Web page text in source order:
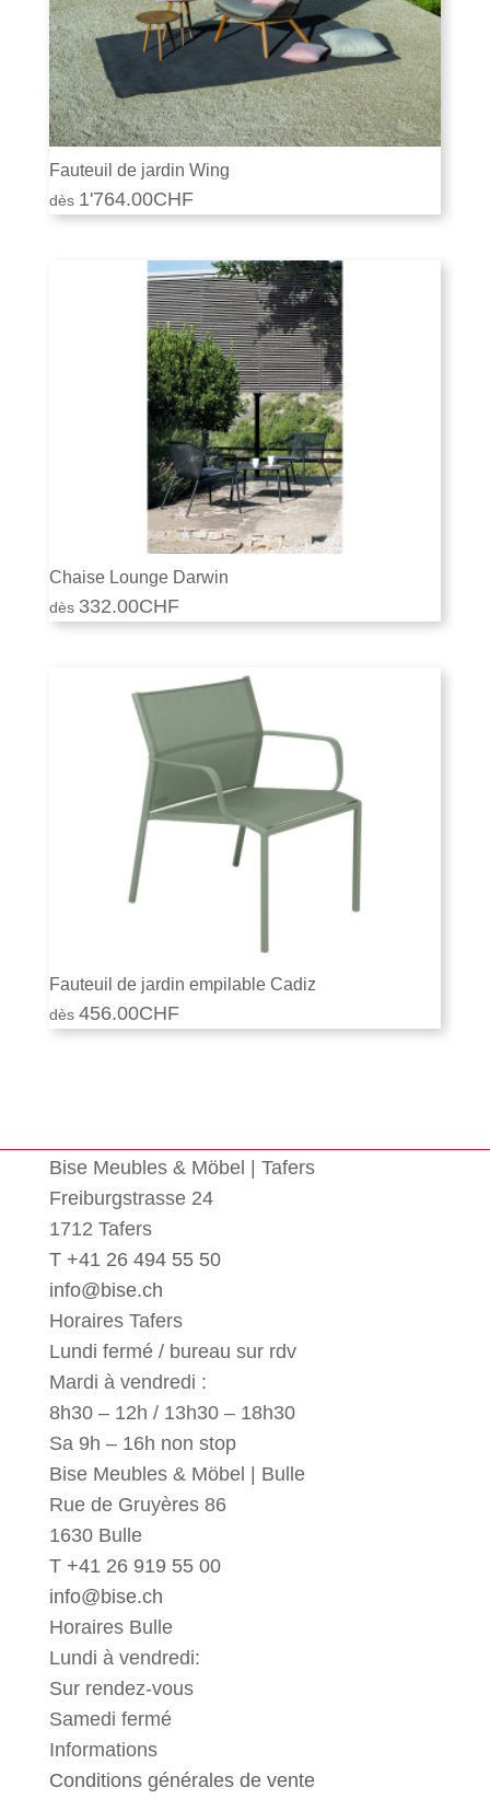
Fauteuil de jardin Wing
1'764.00CHF
Chaise Lounge Darwin
332.00CHF
Fauteuil de jardin empilable Cadiz
456.00CHF
Bise Meubles & Möbel | Tafers
Freiburgstrasse 24
1712 Tafers
T +41 26 494 55 50
info@bise.ch
Horaires Tafers
Lundi fermé / bureau sur rdv
Mardi à vendredi :
8h30 – 12h / 13h30 – 18h30
Sa 9h – 16h non stop
Bise Meubles & Möbel | Bulle
Rue de Gruyères 86
1630 Bulle
T +41 26 919 55 00
info@bise.ch
Horaires Bulle
Lundi à vendredi:
Sur rendez-vous
Samedi fermé
Informations
Conditions générales de vente